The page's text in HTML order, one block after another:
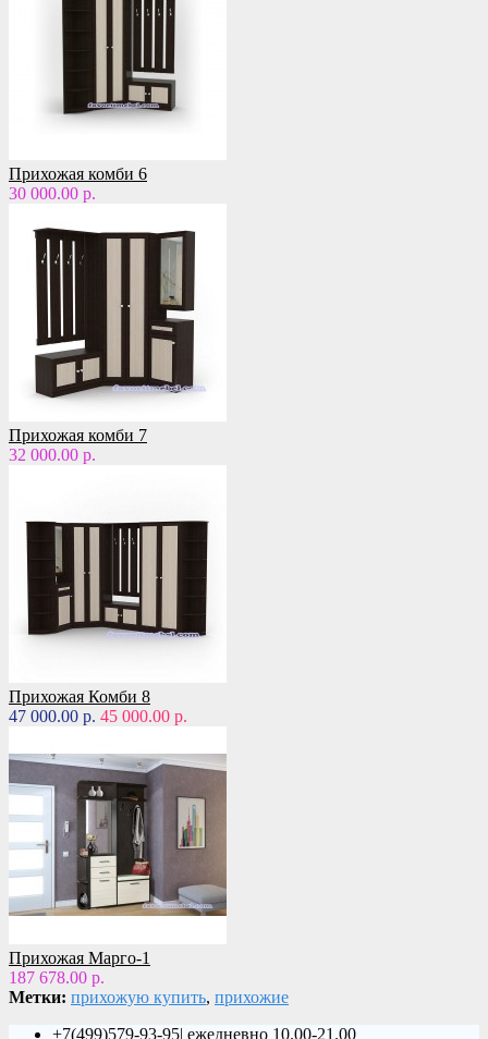
Прихожая комби 6
30 000.00 р.
Прихожая комби 7
32 000.00 р.
Прихожая Комби 8
47 000.00 р. 45 000.00 р.
Прихожая Марго-1
187 678.00 р.
Метки: прихожую купить, прихожие
+7(499)579-93-95| ежедневно 10.00-21.00